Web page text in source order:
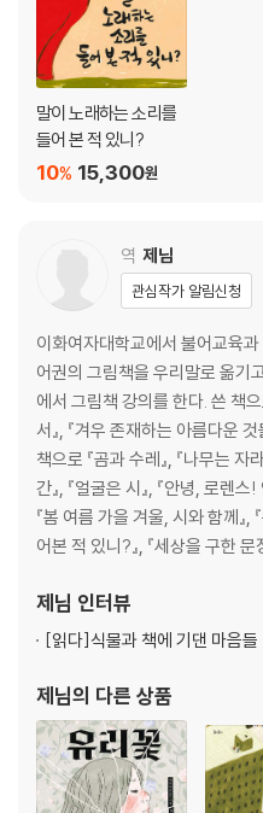
말이 노래하는 소리를
들어 본 적 있니?
15,300원
10%
역 제님
관심작가 알림신청
이화여자대학교에서 불어교육
어권의 그림책을 우리말로 옮기
에서 그림책 강의를 한다. 쓴 책으
서』, 『겨우 존재하는 아름다운 것
책으로 『곰과 수레』, 『나무는
간』, 『얼굴은 시』, 『안녕, 로렌
『봄 여름 가을 겨울, 시와 함께』,
어본 적 있니?』, 『세상을 구한
제님 인터뷰
[읽다]식물과 책에 기댄 마음들
제님의 다른 상품